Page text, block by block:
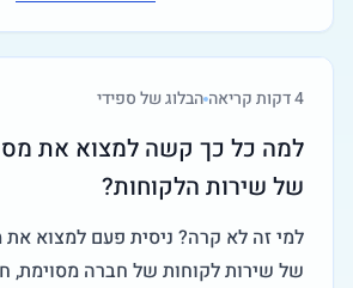
4דקות קריאה הבלוג של ספידי
למה כל כך קשה למצוא את
של שירות הלקוחות?
למי זה לא קרה? ניסית פעם למצוא
של שירות לקוחות של חברה מסוימת,